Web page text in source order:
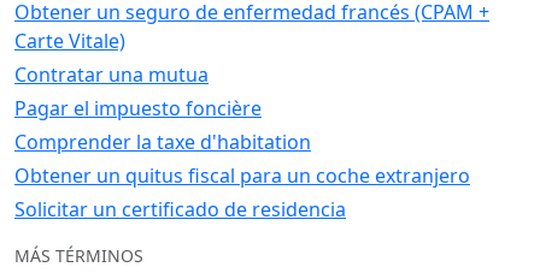
Obtener un seguro de enfermedad francés (CPAM +
Carte Vitale)
Contratar una mutua
Pagar el impuesto foncière
Comprender la taxe d'habitation
Obtener un quitus fiscal para un coche extranjero
Solicitar un certificado de residencia
MÁS TÉRMINOS